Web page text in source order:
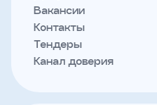
Вакансии
Контакты
Тендеры
Канал доверия